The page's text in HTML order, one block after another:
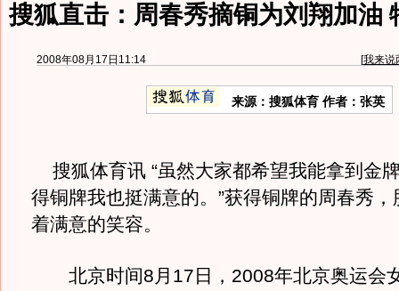
搜狐直击：周春秀摘铜为刘翔加油
2008年08月17日11:14 [我来说
来源：搜狐体育 作者：张英
搜狐体育讯 “虽然大家都希望我能拿到金
得铜牌我也挺满意的。”获得铜牌的周春秀
着满意的笑容。
北京时间8月17日，2008年北京奥运会